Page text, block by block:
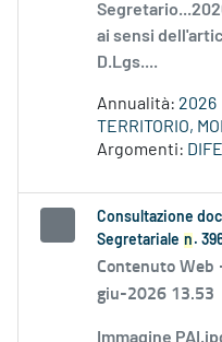
ai sensi
D.Lgs....
Annualità: 2026
TERRITORIO,
Argomenti:
Consultazione
Segretariale n .
Contenuto Web
giu-2026 13.53
Immagine